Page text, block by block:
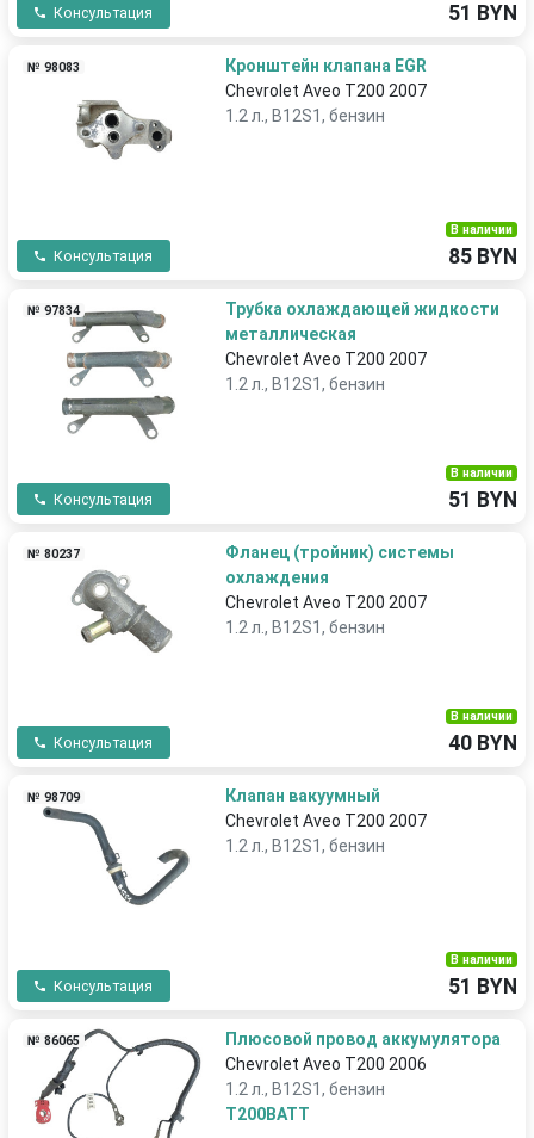
Консультация 51 BYN
№ 98083
Кронштейн клапана EGR
Chevrolet Aveo T200 2007
1.2 л., B12S1, бензин
Консультация
В наличии
85 BYN
№ 97834
Трубка охлаждающей жидкости
металлическая
Chevrolet Aveo T200 2007
1.2 л., B12S1, бензин
Консультация
В наличии
51 BYN
№ 80237
Фланец (тройник) системы
охлаждения
Chevrolet Aveo T200 2007
1.2 л., B12S1, бензин
Консультация
В наличии
40 BYN
№ 98709
Клапан вакуумный
Chevrolet Aveo T200 2007
1.2 л., B12S1, бензин
Консультация
В наличии
51 BYN
№ 86065
Плюсовой провод аккумулятора
Chevrolet Aveo T200 2006
1.2 л., B12S1, бензин
T200BATT